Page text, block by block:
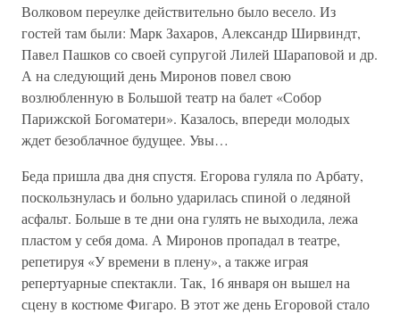
Волковом переулке действительно было весело. Из
гостей там были: Марк Захаров, Александр Ширвиндт,
Павел Пашков со своей супругой Лилей Шараповой и др.
А на следующий день Миронов повел свою
возлюбленную в Большой театр на балет «Собор
Парижской Богоматери». Казалось, впереди молодых
ждет безоблачное будущее. Увы…
Беда пришла два дня спустя. Егорова гуляла по Арбату,
поскользнулась и больно ударилась спиной о ледяной
асфальт. Больше в те дни она гулять не выходила, лежа
пластом у себя дома. А Миронов пропадал в театре,
репетируя «У времени в плену», а также играя
репертуарные спектакли. Так, 16 января он вышел на
сцену в костюме Фигаро. В этот же день Егоровой стало